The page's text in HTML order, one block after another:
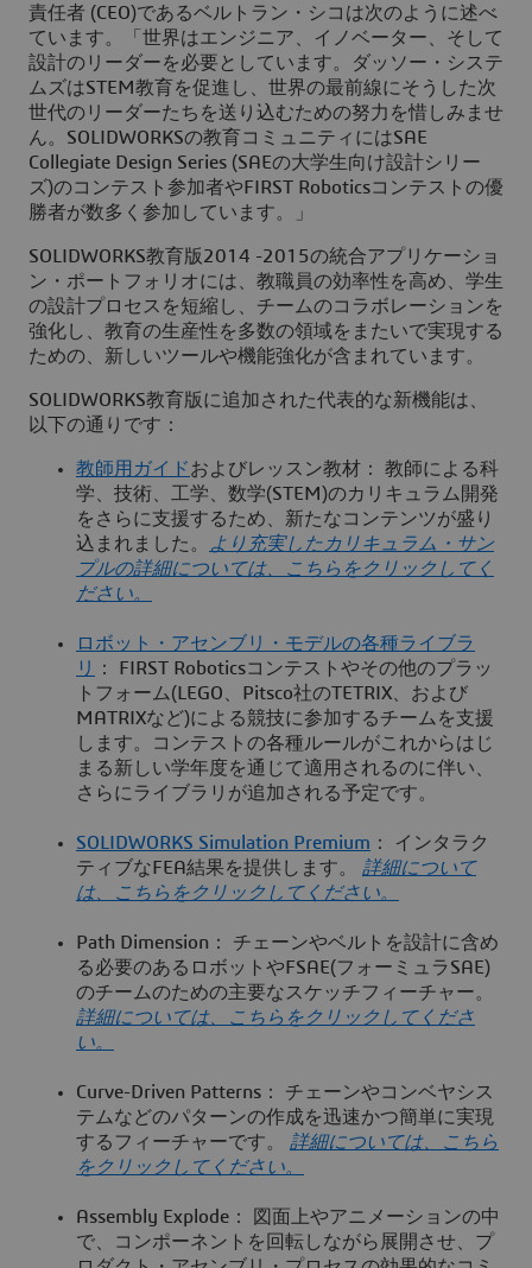
責任者 (CEO)であるベルトラン・シコは次のように述べ
ています。「世界はエンジニア、イノベーター、そして
設計のリーダーを必要としています。ダッソー・システ
ムズはSTEM教育を促進し、世界の最前線にそうした次
世代のリーダーたちを送り込むための努力を惜しみませ
ん。SOLIDWORKSの教育コミュニティにはSAE
Collegiate Design Series (SAEの大学生向け設計シリー
ズ)のコンテスト参加者やFIRST Roboticsコンテストの優
勝者が数多く参加しています。」
SOLIDWORKS教育版2014 -2015の統合アプリケーショ
ン・ポートフォリオには、教職員の効率性を高め、学生
の設計プロセスを短縮し、チームのコラボレーションを
強化し、教育の生産性を多数の領域をまたいで実現する
ための、新しいツールや機能強化が含まれています。
SOLIDWORKS教育版に追加された代表的な新機能は、
以下の通りです：
教師用ガイドおよびレッスン教材： 教師による科
学、技術、工学、数学(STEM)のカリキュラム開発
をさらに支援するため、新たなコンテンツが盛り
込まれました。
より充実したカリキュラム・サン
プルの詳細については、こちらをクリックしてく
ださい。
ロボット・アセンブリ・モデルの各種ライブラ
リ
： FIRST Roboticsコンテストやその他のプラッ
トフォーム(LEGO、Pitsco社のTETRIX、および
MATRIXなど)による競技に参加するチームを支援
します。コンテストの各種ルールがこれからはじ
まる新しい学年度を通じて適用されるのに伴い、
さらにライブラリが追加される予定です。
SOLIDWORKS Simulation Premium ： インタラク
ティブなFEA結果を提供します。 詳細について
は、こちらをクリックしてください。
Path Dimension： チェーンやベルトを設計に含め
る必要のあるロボットやFSAE(フォーミュラSAE)
のチームのための主要なスケッチフィーチャー。
詳細については、こちらをクリックしてくださ
い。
Curve-Driven Patterns： チェーンやコンベヤシス
テムなどのパターンの作成を迅速かつ簡単に実現
するフィーチャーです。 詳細については、こちら
をクリックしてください。
Assembly Explode： 図面上やアニメーションの中
で、コンポーネントを回転しながら展開させ、プ